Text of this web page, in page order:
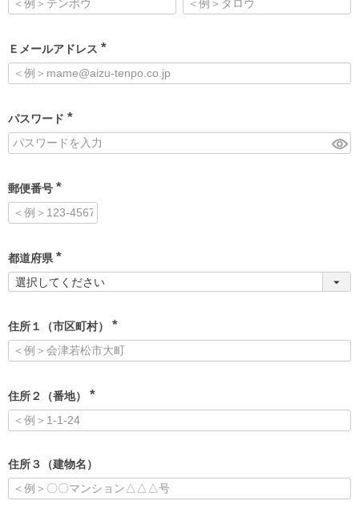
須
Ｅメールアドレス
(
必
須
パスワード
(
必
須
郵便番号
(
必
須
都道府県
(
必
須
住所１（市区町村）
(
必
須
住所２（番地）
(
須
住所３（建物名）